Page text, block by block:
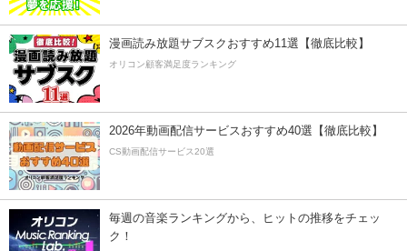
漫画読み放題サブスクおすすめ11選【徹底比較】
オリコン顧客満足度ランキング
2026年動画配信サービスおすすめ40選【徹底比較】
CS動画配信サービス20選
毎週の音楽ランキングから、ヒットの推移をチェッ
ク！